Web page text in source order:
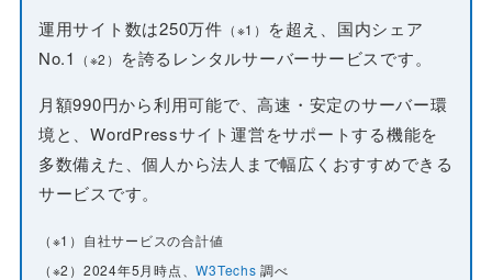
運用サイト数は250万件 （※1） を超え、国内シェア
No.1 （※2） を誇るレンタルサーバーサービスです。
月額990円から利用可能で、高速・安定のサーバー環
境と、WordPressサイト運営をサポートする機能を
多数備えた、個人から法人まで幅広くおすすめできる
サービスです。
（※1）自社サービスの合計値
（※2）2024年5月時点、W3Techs 調べ